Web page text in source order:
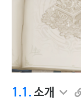
1.1. 소개